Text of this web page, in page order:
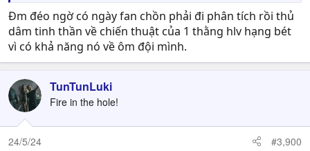
#Bleh
#CFCSBH #THEBLUEHORIZON
Đm đéo ngờ có ngày fan chồn phải đi phân tích rồi thủ
dâm tinh thần về chiến thuật của 1 thằng hlv hạng bét
vì có khả năng nó về ôm đội mình.
TunTunLuki
Fire in the hole!
24/5/24 #3,900